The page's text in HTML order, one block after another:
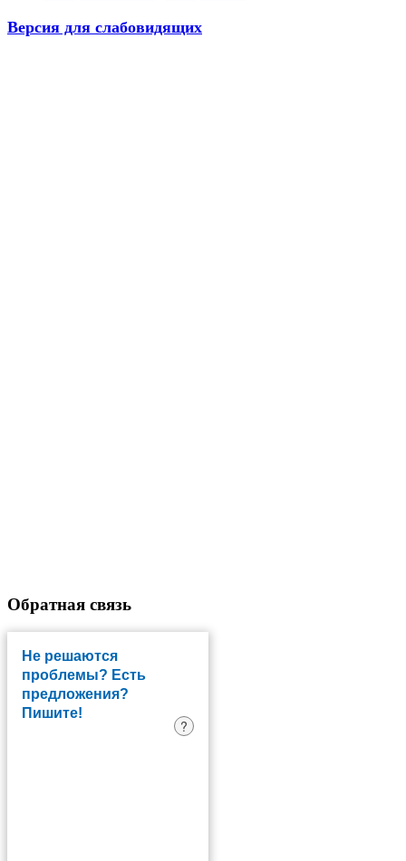
Версия для слабовидящих
Обратная связь
Не решаются
проблемы? Есть
предложения?
Пишите!
?